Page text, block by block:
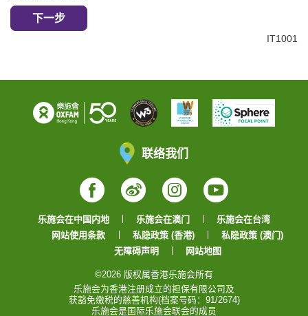
下一步
IT1001
联络我们
Facebook
WeiboInstagram
YouTube
乐施会在中国内地 乐施会在澳门
乐施会在台湾
网站使用条款
私隐政策 (香港)
私隐政策 (澳门)
无障碍声明
网站地图
©2026 版权属香港乐施会所有
乐施会为香港注册成立的担保有限公司及
获豁免缴税的慈善机构(档案号码：91/2674)
乐施会是国际乐施会联会的成员